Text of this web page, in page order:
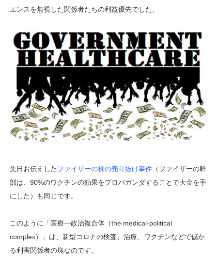
エンスを無視した関係者たちの利益優先でした。
先日お伝えしたファイザーの株の売り抜け事件 （ファイザーの幹
部は、90%のワクチンの効果をプロパガンダすることで大金を手
にした）も同じです。
このように「医療―政治複合体（the medical-political
complex）」は、新型コロナの検査、治療、ワクチンなどで儲か
る利害関係者の塊なのです。